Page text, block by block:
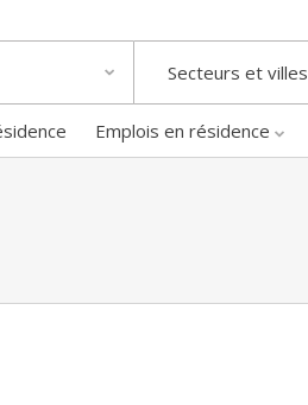
Secteurs et villes
Emplois en résidence